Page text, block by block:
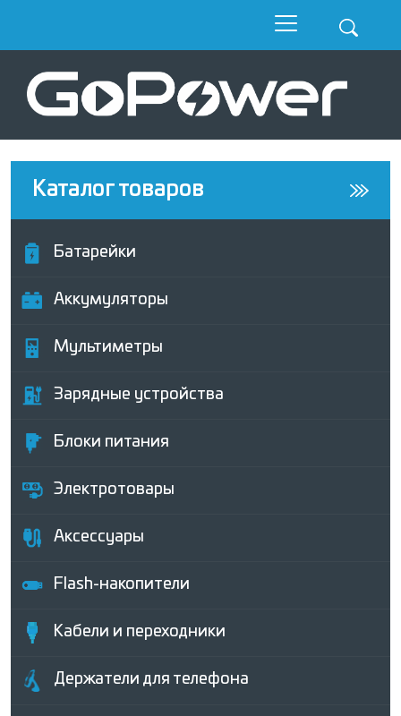
Каталог товаров
Батарейки
Аккумуляторы
Мультиметры
Зарядные устройства
Блоки питания
Электротовары
Аксессуары
Flash-накопители
Кабели и переходники
Держатели для телефона